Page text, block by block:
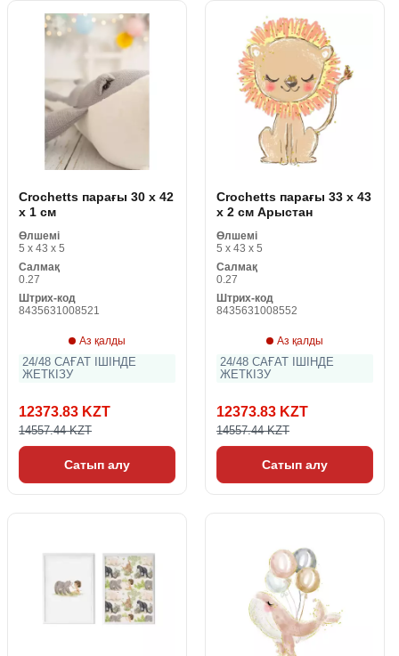
Crochetts парағы 30 x 42
x 1 см
Өлшемі
5 x 43 x 5
Салмақ
0.27
Штрих-код
8435631008521
Аз қалды
24/48 САҒАТ ІШІНДЕ
ЖЕТКІЗУ
12373.83 KZT
14557.44 KZT
Сатып алу
Crochetts парағы 33 x 43
x 2 см Арыстан
Өлшемі
5 x 43 x 5
Салмақ
0.27
Штрих-код
8435631008552
Аз қалды
24/48 САҒАТ ІШІНДЕ
ЖЕТКІЗУ
12373.83 KZT
14557.44 KZT
Сатып алу